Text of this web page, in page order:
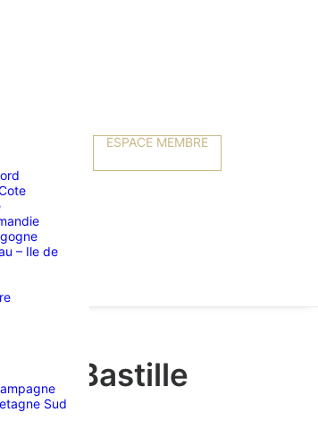
– Ile de
Sud
ESPACE MEMBRE
Bastille